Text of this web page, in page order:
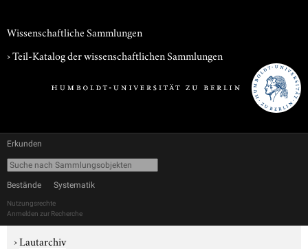
Wissenschaftliche Sammlungen
› Teil-Katalog der wissenschaftlichen Sammlungen
Erkunden
Bestände Systematik
Nutzungsrechte
Anmelden zur Recherche
›Lautarchiv